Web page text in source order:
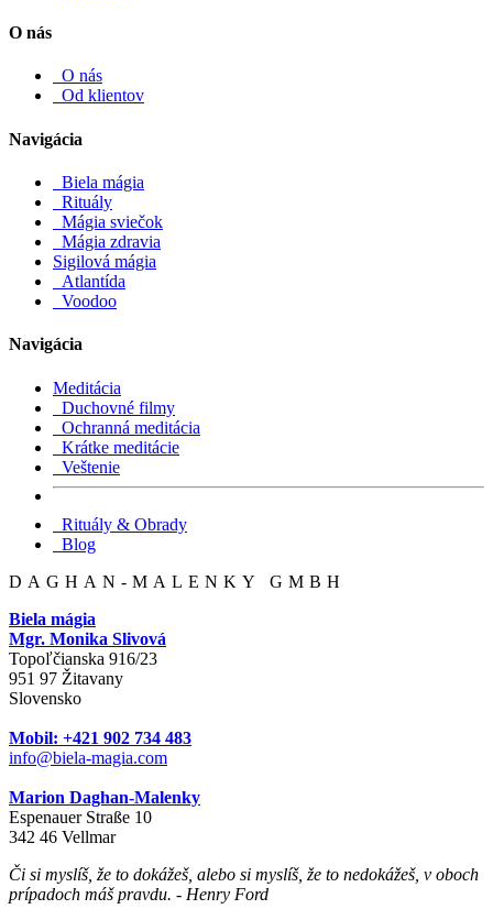
O nás
O nás
Od klientov
Navigácia
Biela mágia
Rituály
Mágia sviečok
Mágia zdravia
Sigilová mágia
Atlantída
Voodoo
Navigácia
Meditácia
Duchovné filmy
Ochranná meditácia
Krátke meditácie
Veštenie
Rituály & Obrady
Blog
DAGHAN-MALENKY GMBH
Biela mágia
Mgr. Monika Slivová
Topoľčianska 916/23
951 97 Žitavany
Slovensko
Mobil: +421 902 734 483
info@biela-magia.com
Marion Daghan-Malenky
Espenauer Straße 10
342 46 Vellmar
Či si myslíš, že to dokážeš, alebo si myslíš, že to nedokážeš, v oboch
prípadoch máš pravdu. - Henry Ford